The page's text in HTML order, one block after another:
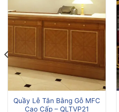
Quầy Lễ Tân Bằng Gỗ MFC
Cao Cấp – QLTVP21